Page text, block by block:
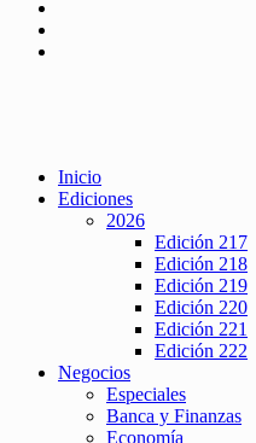
Inicio
Ediciones
2026
Edición 217
Edición 218
Edición 219
Edición 220
Edición 221
Edición 222
Negocios
Especiales
Banca y Finanzas
Economía